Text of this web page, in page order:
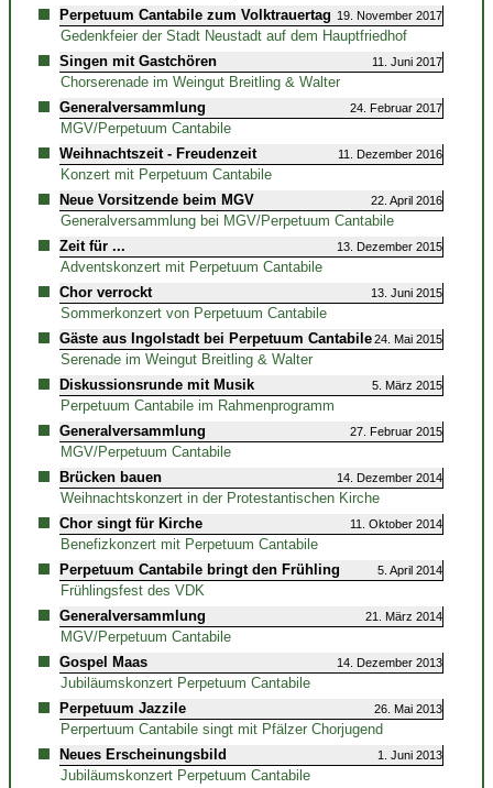
Perpetuum Cantabile zum Volktrauertag 19. November 2017
Gedenkfeier der Stadt Neustadt auf dem Hauptfriedhof
Singen mit Gastchören
11. Juni 2017
Chorserenade im Weingut Breitling & Walter
Generalversammlung
24. Februar 2017
MGV/Perpetuum Cantabile
Weihnachtszeit - Freudenzeit
11. Dezember 2016
Konzert mit Perpetuum Cantabile
Neue Vorsitzende beim MGV
22. April 2016
Generalversammlung bei MGV/Perpetuum Cantabile
Zeit für ...
13. Dezember 2015
Adventskonzert mit Perpetuum Cantabile
Chor verrockt
13. Juni 2015
Sommerkonzert von Perpetuum Cantabile
Gäste aus Ingolstadt bei Perpetuum Cantabile24. Mai 2015
Serenade im Weingut Breitling & Walter
Diskussionsrunde mit Musik
5. März 2015
Perpetuum Cantabile im Rahmenprogramm
Generalversammlung
27. Februar 2015
MGV/Perpetuum Cantabile
Brücken bauen
14. Dezember 2014
Weihnachtskonzert in der Protestantischen Kirche
Chor singt für Kirche
11. Oktober 2014
Benefizkonzert mit Perpetuum Cantabile
Perpetuum Cantabile bringt den Frühling
5. April 2014
Frühlingsfest des VDK
Generalversammlung
21. März 2014
MGV/Perpetuum Cantabile
Gospel Maas
14. Dezember 2013
Jubiläumskonzert Perpetuum Cantabile
Perpetuum Jazzile
26. Mai 2013
Perpertuum Cantabile singt mit Pfälzer Chorjugend
Neues Erscheinungsbild
1. Juni 2013
Jubiläumskonzert Perpetuum Cantabile